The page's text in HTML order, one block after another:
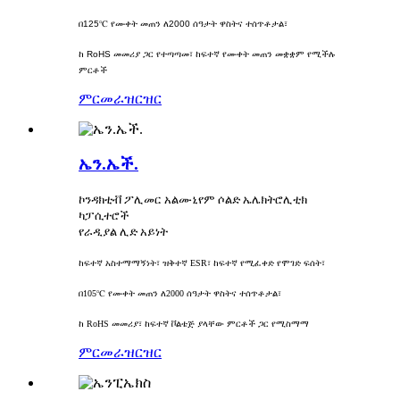
በ125℃ የሙቀት መጠን ለ2000 ሰዓታት ዋስትና ተሰጥቶታል፣
ከ RoHS መመሪያ ጋር የተጣጣመ፣ ከፍተኛ የሙቀት መጠን መቋቋም የሚችሉ
ምርቶች
ምርመራዝርዝር
ኤን.ኤች.
ኮንዳክቲቭ ፖሊመር አልሙኒየም ሶልድ ኤሌክትሮሊቲክ
ካፓሲተሮች
የራዲያል ሊድ አይነት
ከፍተኛ አስተማማኝነት፣ ዝቅተኛ ESR፣ ከፍተኛ የሚፈቀድ የሞገድ ፍሰት፣
በ105℃ የሙቀት መጠን ለ2000 ሰዓታት ዋስትና ተሰጥቶታል፣
ከ RoHS መመሪያ፣ ከፍተኛ ቮልቴጅ ያላቸው ምርቶች ጋር የሚስማማ
ምርመራዝርዝር